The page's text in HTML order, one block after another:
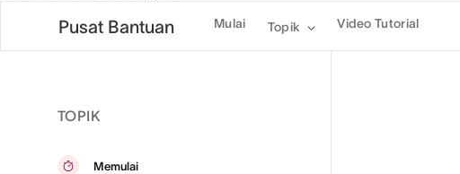
Pusat Bantuan Mulai Topik Video Tutorial
TOPIK
Memulai